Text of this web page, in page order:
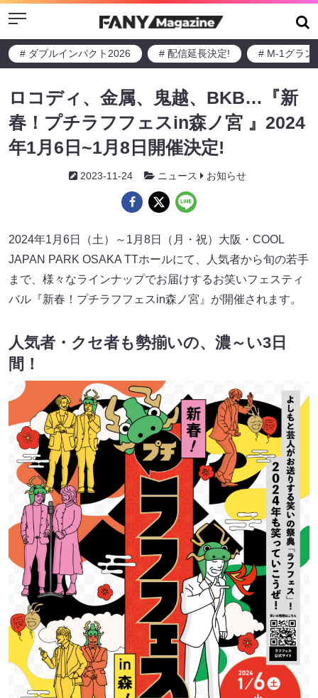
Menu
# ダブルインパクト2026 # 配信延長決定! # M-1グラン
ロコディ、金属、鬼越、BKB…『新
春！プチラフフェスin森ノ宮 』2024
年1月6日~1月8日開催決定!
2023-11-24 ニュース お知らせ
2024年1月6日（土）～1月8日（月・祝）大阪・COOL
JAPAN PARK OSAKA TTホールにて、人気者から旬の若手
まで、様々なラインナップでお届けするお笑いフェスティ
バル『新春！プチラフフェスin森ノ宮』が開催されます。
人気者・クセ者も勢揃いの、濃～い3日
間！